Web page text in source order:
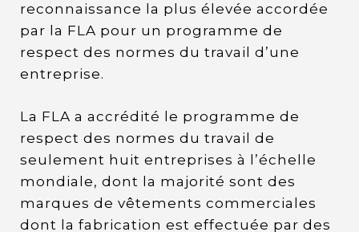
reconnaissance la plus élevée accordée
par la FLA pour un programme de
respect des normes du travail d’une
entreprise.
La FLA a accrédité le programme de
respect des normes du travail de
seulement huit entreprises à l’échelle
mondiale, dont la majorité sont des
marques de vêtements commerciales
dont la fabrication est effectuée par des